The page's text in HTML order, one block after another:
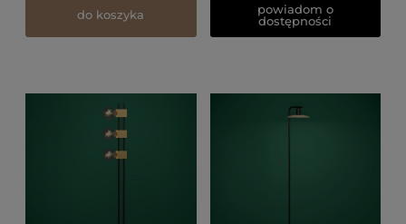
do koszyka
powiadom o
dostępności